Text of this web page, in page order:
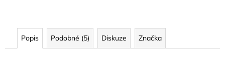
Popis Podobné (5) Diskuze Značka